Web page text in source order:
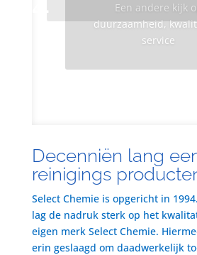
Een andere kijk
duurzaamheid,
service
Decenniën lang
reinigings
Select Chemie is opgericht in
lag de nadruk sterk op het
eigen merk Select Chemie.
erin geslaagd om daadwerkelijk